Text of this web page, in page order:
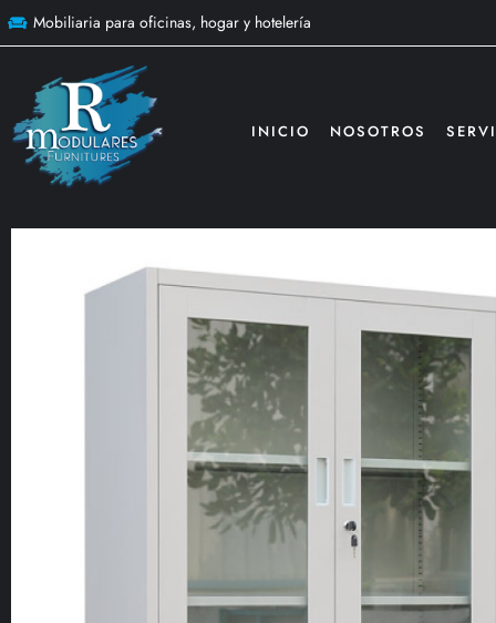
Mobiliaria para oficinas, hogar y hotelería
INICIO NOSOTROS